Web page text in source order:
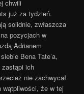
chwili
już za tydzień.
solidnie, zwłaszcza
pozycjach w
Adrianem
Bena Tate’a,
ich
nie zachwycał
że w tej